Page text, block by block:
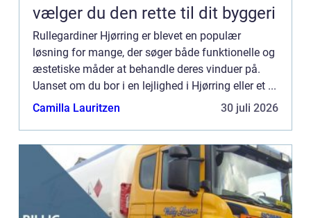
vælger du den rette til dit byggeri
Rullegardiner Hjørring er blevet en populær
løsning for mange, der søger både funktionelle og
æstetiske måder at behandle deres vinduer på.
Uanset om du bor i en lejlighed i Hjørring eller et ...
Camilla Lauritzen
30 juli 2026